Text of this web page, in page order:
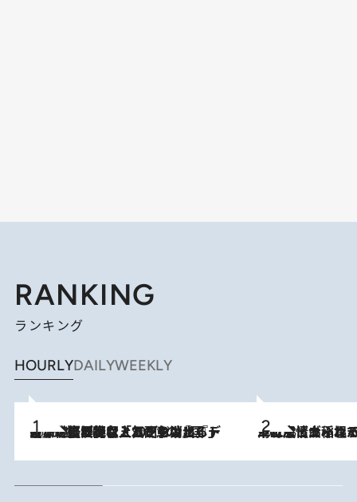
RANKING
ランキング
HOURLYDAILYWEEKLY
2026.8.5
【なぜ吉沢亮は「気配を消せる」のか？】興行収入208億の『国宝』を経て挑むミュージカル『ディア・エヴァン・ハンセン』。トップ俳優が舞台上でさらけ出した“孤独”とは 2026.8.5
下町風情あふれる台北屈指の人気エリア・大稲埕でセンスのいい台湾土産《ヴ